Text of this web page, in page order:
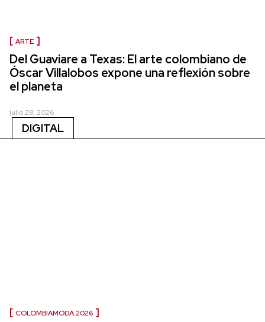
ARTE
Del Guaviare a Texas: El arte colombiano de
Óscar Villalobos expone una reflexión sobre
el planeta
julio 28, 2026
DIGITAL
COLOMBIAMODA 2026